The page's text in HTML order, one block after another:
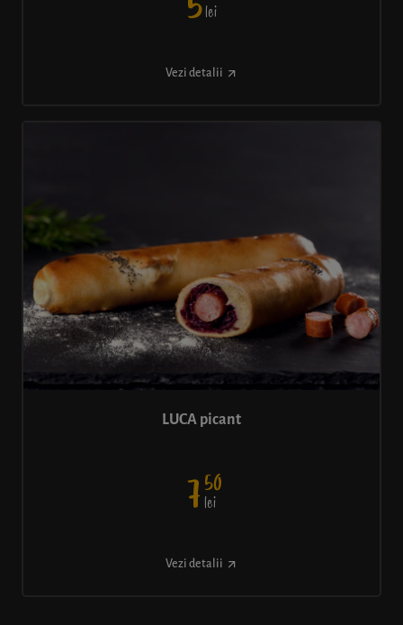
lei
Vezi detalii
LUCA picant
750
lei
Vezi detalii